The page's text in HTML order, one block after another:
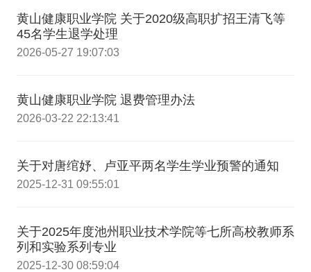
黄山健康职业学院 关于2020级高职扩招王清飞等
45名学生退学处理
2026-05-27 19:07:03
黄山健康职业学院 退费管理办法
2026-03-22 22:13:41
关于对唐绾妤、卢亚平两名学生学业预警的通知
2025-12-31 09:55:01
关于2025年度池州职业技术学院等七所高校教师系
列和实验系列专业
2025-12-30 08:59:04